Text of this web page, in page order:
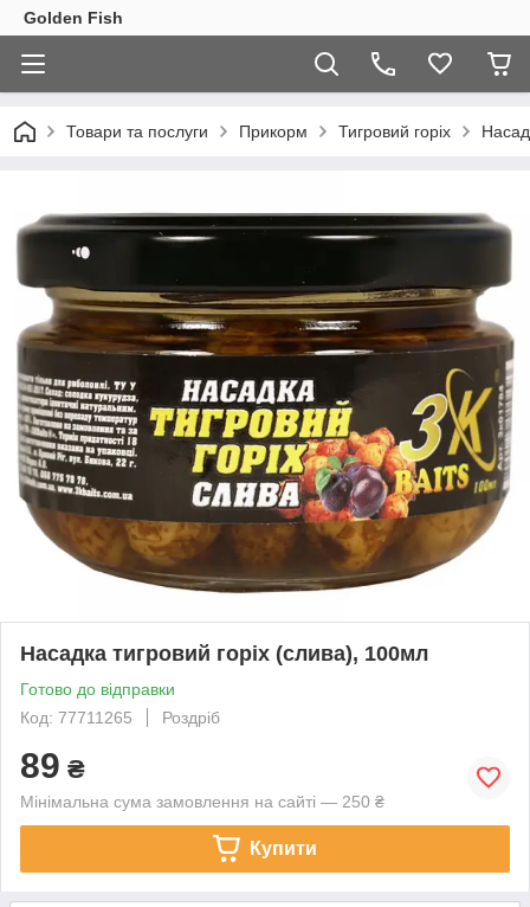
Golden Fish
Товари та послуги Прикорм Тигровий горіх
Насадка тигровий горіх (слива), 100мл
Готово до відправки
Код: 77711265
Роздріб
89 ₴
Мінімальна сума замовлення на сайті — 250 ₴
Купити